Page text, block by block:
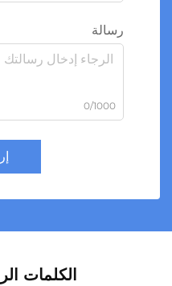
رسالة
0/1000
الكلمات